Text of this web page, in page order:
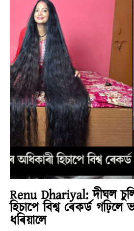
Renu Dhariyal: দীঘল
হিচাপে বিশ্ব ৰেকৰ্ড
ধৰিয়ালে